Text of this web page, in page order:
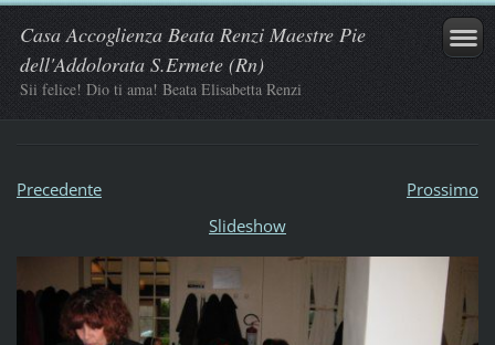
Casa Accoglienza Beata Renzi Maestre Pie
dell'Addolorata S.Ermete (Rn)
Sii felice! Dio ti ama! Beata Elisabetta Renzi
Precedente
Prossimo
Slideshow